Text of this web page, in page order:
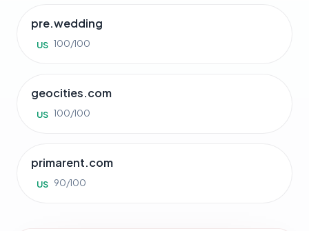
pre.wedding
US 100/100
geocities.com
US 100/100
primarent.com
US 90/100